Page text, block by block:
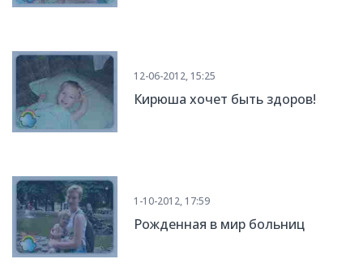
12-06-2012, 15:25
Кирюша хочет быть здоров!
1-10-2012, 17:59
Рожденная в мир больниц